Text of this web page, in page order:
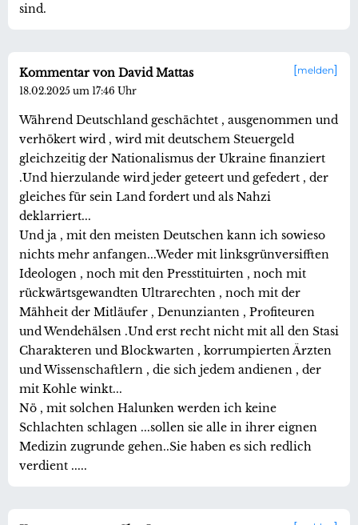
sind.
melden
Kommentar von David Mattas
18.02.2025 um 17:46 Uhr
Während Deutschland geschächtet , ausgenommen und
verhökert wird , wird mit deutschem Steuergeld
gleichzeitig der Nationalismus der Ukraine finanziert
.Und hierzulande wird jeder geteert und gefedert , der
gleiches für sein Land fordert und als Nahzi
deklarriert...
Und ja , mit den meisten Deutschen kann ich sowieso
nichts mehr anfangen...Weder mit linksgrünversifften
Ideologen , noch mit den Presstituirten , noch mit
rückwärtsgewandten Ultrarechten , noch mit der
Mähheit der Mitläufer , Denunzianten , Profiteuren
und Wendehälsen .Und erst recht nicht mit all den Stasi
Charakteren und Blockwarten , korrumpierten Ärzten
und Wissenschaftlern , die sich jedem andienen , der
mit Kohle winkt...
Nö , mit solchen Halunken werden ich keine
Schlachten schlagen ...sollen sie alle in ihrer eignen
Medizin zugrunde gehen..Sie haben es sich redlich
verdient .....